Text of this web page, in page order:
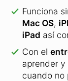
Funciona
Mac OS,
iPad así
Con el
aprender
cuando no